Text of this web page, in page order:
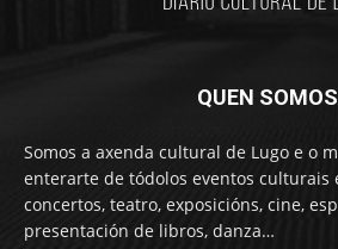
QUEN SOMOS
Somos a axenda cultural de Lugo e o
enterarte de tódolos eventos culturais
concertos, teatro, exposicións, cine,
presentación de libros, danza…